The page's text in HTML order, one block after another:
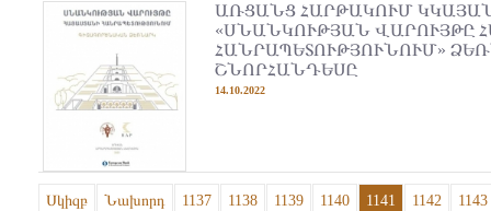
ԱՌՑԱՆՑ ՀԱՐԹԱԿՈՒՄ
«ՍՆԱՆԿՈՒԹՅԱՆ ՎԱՐՈՒՅԹԸ
ՀԱՆՐԱՊԵՏՈՒԹՅՈՒՆՈՒՄ»
ՇՆՈՐՀԱՆԴԵՍԸ
14.10.2022
Սկիզբ Նախորդ 1137 1138 1139 1140 1141 1142 1143